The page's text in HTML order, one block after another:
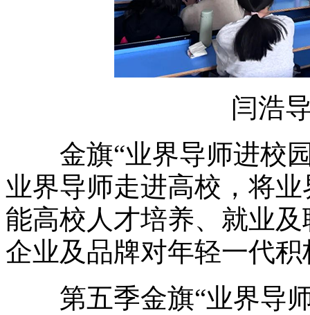
闫浩
金旗“业界导师进校园
业界导师走进高校，将
能高校人才培养、就业
企业及品牌对年轻一代
第五季金旗“业界导师